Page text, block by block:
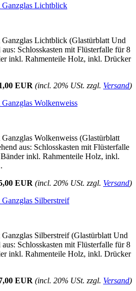
Ganzglas Lichtblick
Lichtblick (Glastürblatt Und
aus: Schlosskasten mit Flüsterfalle für 8
inkl. Rahmenteile Holz, inkl. Drücker
EUR (incl. 20% USt. zzgl. Versand)
Wolkenweiss
Wolkenweiss (Glastürblatt
aus: Schlosskasten mit Flüsterfalle
inkl. Rahmenteile Holz, inkl.
EUR (incl. 20% USt. zzgl. Versand)
Silberstreif
Silberstreif (Glastürblatt Und
aus: Schlosskasten mit Flüsterfalle für 8
inkl. Rahmenteile Holz, inkl. Drücker
EUR (incl. 20% USt. zzgl. Versand)